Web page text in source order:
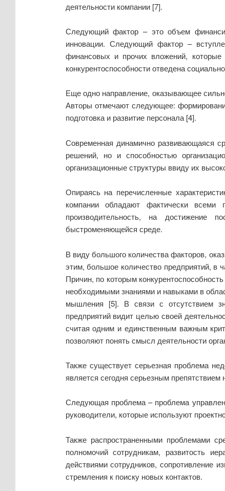
деятельности компании [7].
Следующий фактор – это объем
инновации. Следующий фактор –
финансовых и прочих вложений,
конкурентоспособности отведена
Еще одно направление, оказывающее
Авторы отмечают следующее:
подготовка и развитие персонала [4].
Современная динамично развивающаяся
решений, но и способностью
организационные структуры ввиду их
Опираясь на перечисленные
компании обладают фактически всеми
производительность, на достижение
быстроменяющейся среде.
В виду большого количества факторов,
этим, большое количество предприятий, в
Причин, по которым
необходимыми знаниями и навыками в
мышления [5]. В связи с отсутствием
предприятий видит целью своей
считая одним и единственным важным
позволяют понять смысл деятельности
Также существует серьезная проблема
является сегодня серьезным
Следующая проблема – проблема
руководители, которые используют
Также распространенными проблемами
полномочий сотрудникам, развитость
действиями сотрудников, сопротивление
стремления к поиску новых контактов.